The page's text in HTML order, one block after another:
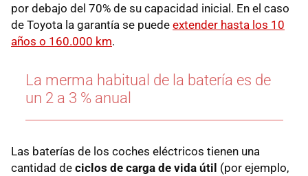
por debajo del 70% de su capacidad inicial. En el caso
de Toyota la garantía se puede extender hasta los 10
años o 160.000 km.
La merma habitual de la batería es de
un 2 a 3 % anual
Las baterías de los coches eléctricos tienen una
cantidad de ciclos de carga de vida útil (por ejemplo,